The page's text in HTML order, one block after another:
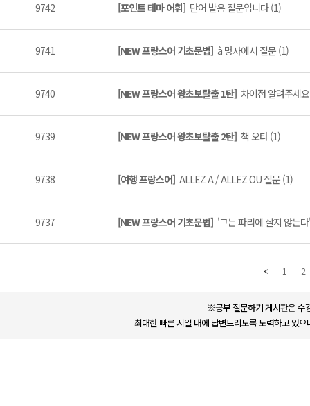
9742 [포인트 테마 어휘] 단어 발음 질문입니다 (1)
9741 [NEW 프랑스어 기초문법] à 명사에서 질문 (1)
9740 [NEW 프랑스어 왕초보탈출 1탄] 차이점 알려주세
9739 [NEW 프랑스어 왕초보탈출 2탄] 책 오타 (1)
9738 [여행 프랑스어] ALLEZ A / ALLEZ OU 질문 (1)
9737 [NEW 프랑스어 기초문법] '그는 파리에 살지 않는
1 2
※공부 질문하기 게시판은 수
최대한 빠른 시일 내에 답변드리도록 노력하고 있